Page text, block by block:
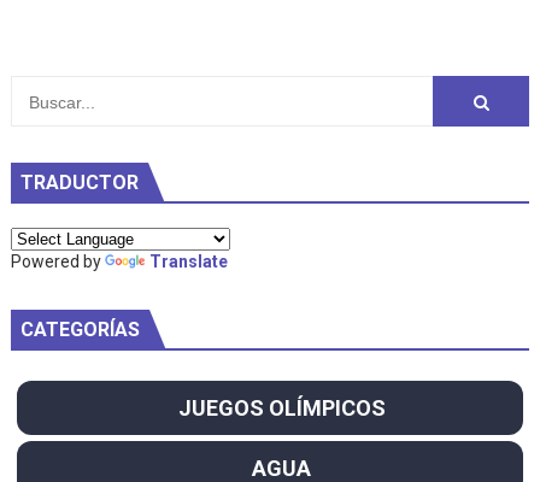
TRADUCTOR
Powered by Translate
CATEGORÍAS
JUEGOS OLÍMPICOS
AGUA